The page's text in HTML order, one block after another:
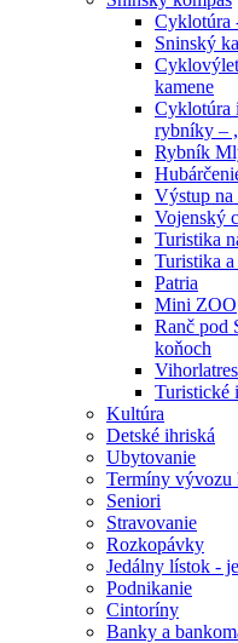
Cyklotúra
Sninský
kamene
Cyklotúra
rybníky –
Rybník
Výstup na
Vojenský
Turistika
Turistika
Patria
Mini ZOO
Ranč pod
koňoch
Turistické
Kultúra
Detské ihriská
Ubytovanie
Termíny vývozu
Seniori
Stravovanie
Rozkopávky
Jedálny lístok -
Podnikanie
Cintoríny
Banky a